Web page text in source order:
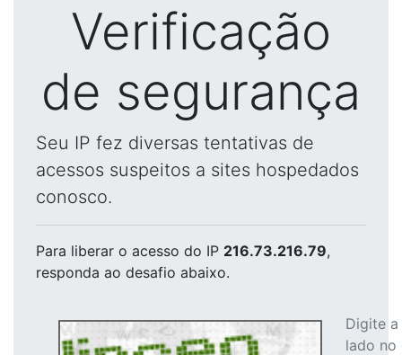
Verificação
de segurança
Seu IP fez diversas tentativas de
acessos suspeitos a sites hospedados
conosco.
Para liberar o acesso do IP 216.73.216.79,
responda ao desafio abaixo.
Digite
lado no